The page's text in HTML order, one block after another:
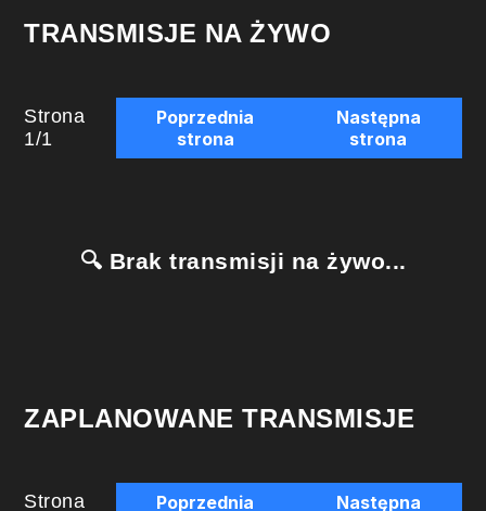
TRANSMISJE NA ŻYWO
Strona
1/1
Poprzednia
strona
Następna
strona
🔍 Brak transmisji na żywo...
ZAPLANOWANE TRANSMISJE
Strona
Poprzednia
Następna